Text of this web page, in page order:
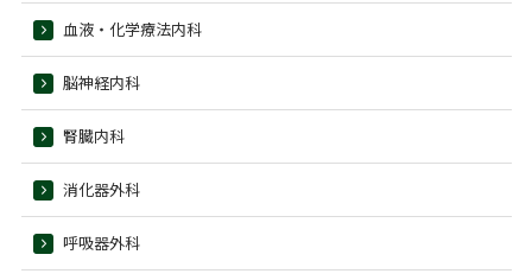
血液・化学療法内科
脳神経内科
腎臓内科
消化器外科
呼吸器外科